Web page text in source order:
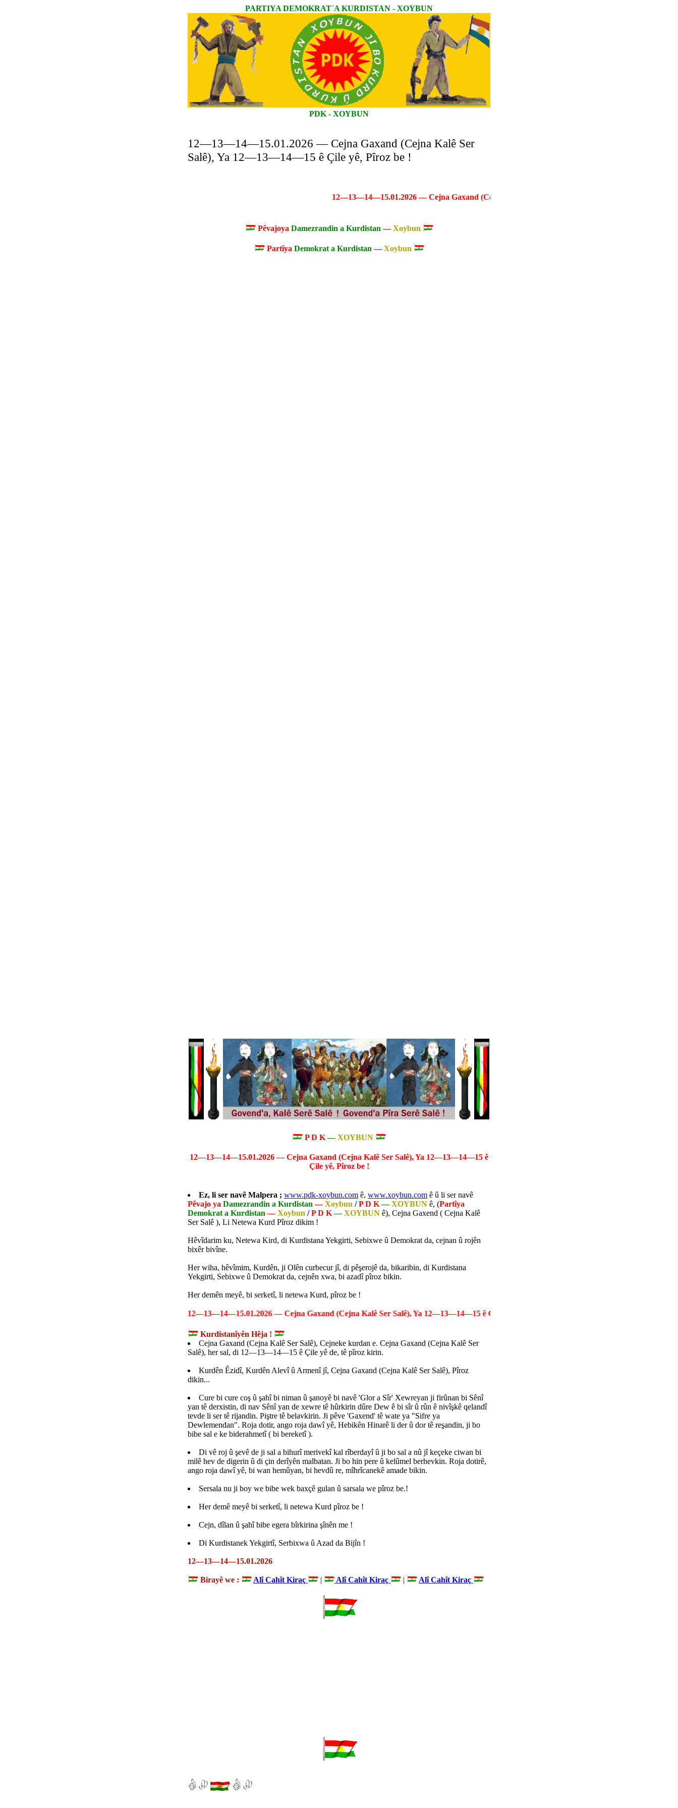
PARTIYA DEMOKRAT´A KURDISTAN - XOYBUN
PDK - XOYBUN
12—13—14—15.01.2026 — Cejna Gaxand (Cejna Kalê Ser
Salê), Ya 12—13—14—15 ê Çile yê, Pîroz be !
12—13—14—15.01.2026 — Cejna Gaxand (Cejna Kalê Ser Salê), Ya 12—13—14—15 ê Çile yê, Pîroz
Pêvajoya Damezrandin a Kurdistan—Xoybun
Partîya Demokrat a Kurdistan—Xoybun
P D K—XOYBUN
12—13—14—15.01.2026 — Cejna Gaxand (Cejna Kalê Ser Salê), Ya 12—13—14—15 ê
Çile yê, Pîroz be !
Ez, li ser navê Malpera ; www.pdk-xoybun.com ê, www.xoybun.com ê û li ser navê
Pêvajo ya Damezrandin a Kurdistan— Xoybun / P D K— XOYBUN ê, (Partîya
Demokrat a Kurdistan— Xoybun / P D K— XOYBUN ê), Cejna Gaxend ( Cejna Kalê
Ser Salê ), Li Netewa Kurd Pîroz dikim !
Hêvîdarim ku, Netewa Kird, di Kurdistana Yekgirti, Sebixwe û Demokrat da, cejnan û rojên
bixêr bivîne.
Her wiha, hêvîmim, Kurdên, ji Olên curbecur jî, di pêşerojê da, bikaribin, di Kurdistana
Yekgirti, Sebixwe û Demokrat da, cejnên xwa, bi azadî pîroz bikin.
Her demên meyê, bi serketî, li netewa Kurd, pîroz be !
12—13—14—15.01.2026 — Cejna Gaxand (Cejna Kalê Ser Salê), Ya 12—13—14—15 ê Çile yê, Pîroz be !
Kurdistanîyên Hêja !
Cejna Gaxand (Cejna Kalê Ser Salê), Cejneke kurdan e. Cejna Gaxand (Cejna Kalê Ser
Salê), her sal, di 12—13—14—15 ê Çile yê de, tê pîroz kirin.
Kurdên Êzidî, Kurdên Alevî û Armenî jî, Cejna Gaxand (Cejna Kalê Ser Salê), Pîroz
dikin...
Cure bi cure coş û şahî bi niman û şanoyê bi navê 'Glor a Sîr' Xewreyan ji firûnan bi Sênî
yan tê derxistin, di nav Sênî yan de xewre tê hûrkirin dûre Dew ê bi sîr û rûn ê nivîşkê qelandî
tevde li ser tê rijandin. Piştre tê belavkirin. Ji pêve 'Gaxend' tê wate ya "Sifre ya
Dewlemendan". Roja dotir, ango roja dawî yê, Hebikên Hinarê li der û dor tê reşandin, ji bo
bibe sal e ke biderahmetî ( bi bereketî ).
Di vê roj û şevê de ji sal a bihurî merivekî kal rîberdayî û ji bo sal a nû jî keçeke ciwan bi
milê hev de digerin û di çin derîyên malbatan. Ji bo hin pere û kelûmel berhevkin. Roja dotirê,
ango roja dawî yê, bi wan hemûyan, bi hevdû re, mîhrîcanekê amade bikin.
Sersala nu ji boy we bibe wek baxçê gulan û sarsala we pîroz be.!
Her demê meyê bi serketî, li netewa Kurd pîroz be !
Cejn, dîlan û şahî bibe egera bîrkirina şînên me !
Di Kurdistanek Yekgirtî, Serbixwa û Azad da Bijîn !
12—13—14—15.01.2026
Birayê we : Alî Cahît Kiraç | Alî Cahît Kiraç | Alî Cahît Kiraç